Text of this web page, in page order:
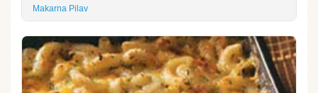
Makarna Pilav